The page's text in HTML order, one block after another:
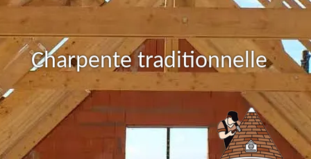
Charpente traditionnelle